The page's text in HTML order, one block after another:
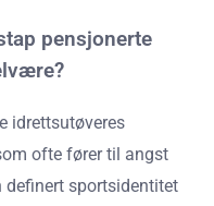
pensjonerte
idrettsutøveres
ofte fører til angst
definert sportsidentitet